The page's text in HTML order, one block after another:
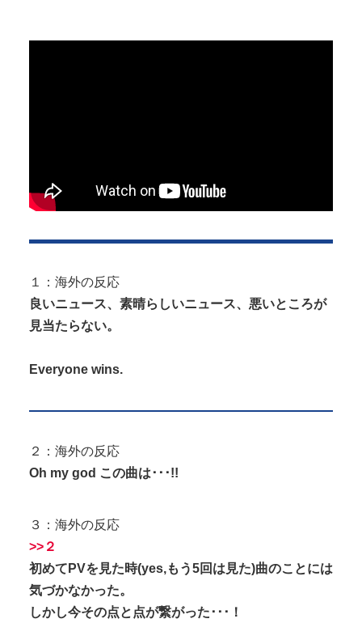
１：海外の反応
良いニュース、素晴らしいニュース、悪いところが
見当たらない。
Everyone wins.
２：海外の反応
Oh my god この曲は･･･!!
３：海外の反応
>>２
初めてPVを見た時(yes,もう5回は見た)曲のことには
気づかなかった。
しかし今その点と点が繋がった･･･！